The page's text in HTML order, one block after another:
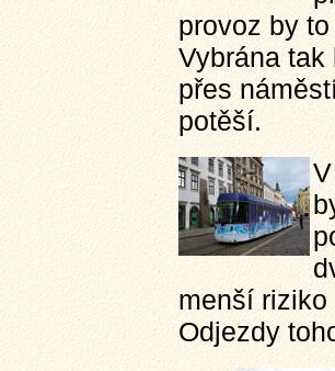
provoz by
Vybrána
přes
potěší.
menší riziko
Odjezdy